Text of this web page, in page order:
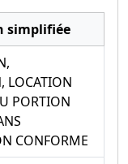
simplifiée
LOCATION
PORTION
CONFORME